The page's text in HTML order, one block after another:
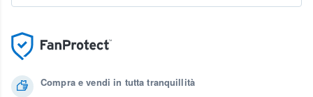
Compra e vendi in tutta tranquillità